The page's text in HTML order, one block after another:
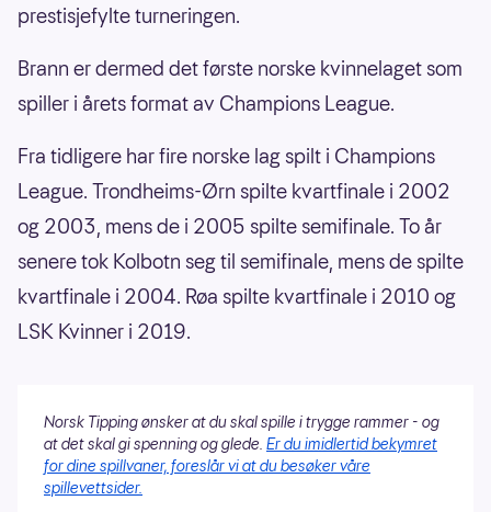
prestisjefylte turneringen.
Brann er dermed det første norske kvinnelaget som
spiller i årets format av Champions League.
Fra tidligere har fire norske lag spilt i Champions
League. Trondheims-Ørn spilte kvartfinale i 2002
og 2003, mens de i 2005 spilte semifinale. To år
senere tok Kolbotn seg til semifinale, mens de spilte
kvartfinale i 2004. Røa spilte kvartfinale i 2010 og
LSK Kvinner i 2019.
Norsk Tipping ønsker at du skal spille i trygge rammer - og
at det skal gi spenning og glede. Er du imidlertid bekymret
for dine spillvaner, foreslår vi at du besøker våre
spillevettsider.